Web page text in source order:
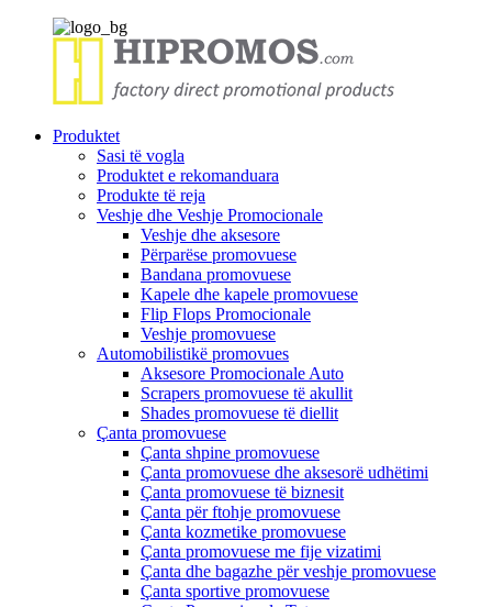
Produktet
Sasi të vogla
Produktet e rekomanduara
Produkte të reja
Veshje dhe Veshje Promocionale
Veshje dhe aksesore
Përparëse promovuese
Bandana promovuese
Kapele dhe kapele promovuese
Flip Flops Promocionale
Veshje promovuese
Automobilistikë promovues
Aksesore Promocionale Auto
Scrapers promovuese të akullit
Shades promovuese të diellit
Çanta promovuese
Çanta shpine promovuese
Çanta promovuese dhe aksesorë udhëtimi
Çanta promovuese të biznesit
Çanta për ftohje promovuese
Çanta kozmetike promovuese
Çanta promovuese me fije vizatimi
Çanta dhe bagazhe për veshje promovuese
Çanta sportive promovuese